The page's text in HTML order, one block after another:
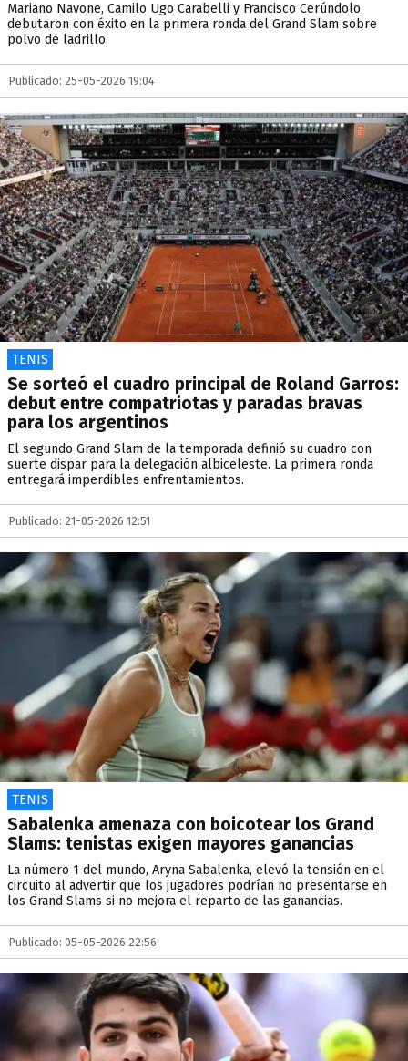
Mariano Navone, Camilo Ugo Carabelli y Francisco Cerúndolo
debutaron con éxito en la primera ronda del Grand Slam sobre
polvo de ladrillo.
Publicado: 25-05-2026 19:04
TENIS
Se sorteó el cuadro principal de Roland Garros:
debut entre compatriotas y paradas bravas
para los argentinos
El segundo Grand Slam de la temporada definió su cuadro con
suerte dispar para la delegación albiceleste. La primera ronda
entregará imperdibles enfrentamientos.
Publicado: 21-05-2026 12:51
TENIS
Sabalenka amenaza con boicotear los Grand
Slams: tenistas exigen mayores ganancias
La número 1 del mundo, Aryna Sabalenka, elevó la tensión en el
circuito al advertir que los jugadores podrían no presentarse en
los Grand Slams si no mejora el reparto de las ganancias.
Publicado: 05-05-2026 22:56